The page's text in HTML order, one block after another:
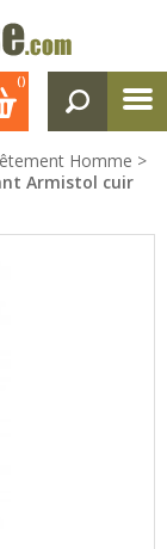
()
Homme >
Armistol cuir